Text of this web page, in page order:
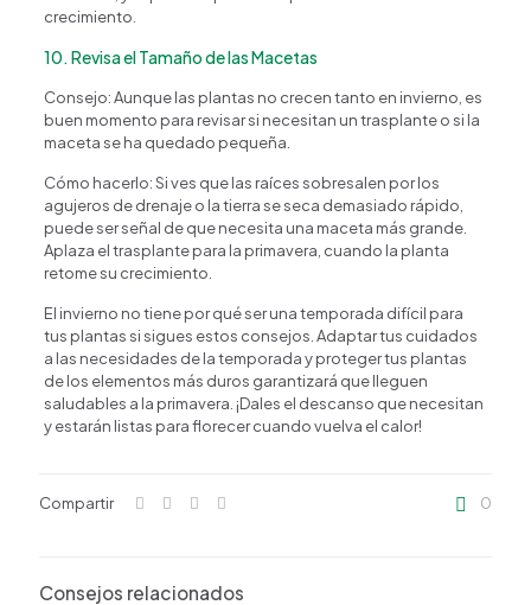
crecimiento.
10. Revisa el Tamaño de las Macetas
Consejo: Aunque las plantas no crecen tanto en invierno, es
buen momento para revisar si necesitan un trasplante o si la
maceta se ha quedado pequeña.
Cómo hacerlo: Si ves que las raíces sobresalen por los
agujeros de drenaje o la tierra se seca demasiado rápido,
puede ser señal de que necesita una maceta más grande.
Aplaza el trasplante para la primavera, cuando la planta
retome su crecimiento.
El invierno no tiene por qué ser una temporada difícil para
tus plantas si sigues estos consejos. Adaptar tus cuidados
a las necesidades de la temporada y proteger tus plantas
de los elementos más duros garantizará que lleguen
saludables a la primavera. ¡Dales el descanso que necesitan
y estarán listas para florecer cuando vuelva el calor!
Compartir 0
Consejos relacionados